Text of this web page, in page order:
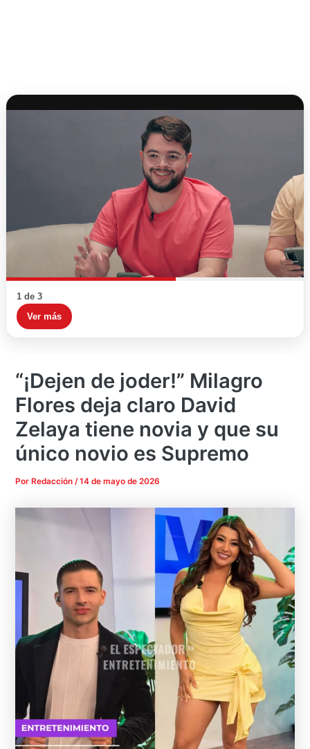
1 de 3
Ver más
“¡Dejen de joder!” Milagro
Flores deja claro David
Zelaya tiene novia y que su
único novio es Supremo
Por Redacción/14 de mayo de 2026